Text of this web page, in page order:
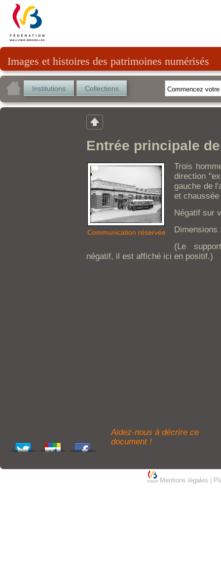
Images et histoires des patrimoines numérisés
Institutions Collections
Entrée principale
Communication réservée
Trois
direction
gauche de
et
Négatif sur
Dimensions
(Le
négatif, il est affiché ici en positif.)
Aidez-nous à décrire ce
document !
Mentions légales